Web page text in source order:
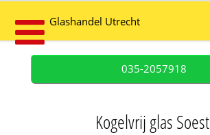
Glashandel Utrecht
035-2057918
Kogelvrij glas Soest